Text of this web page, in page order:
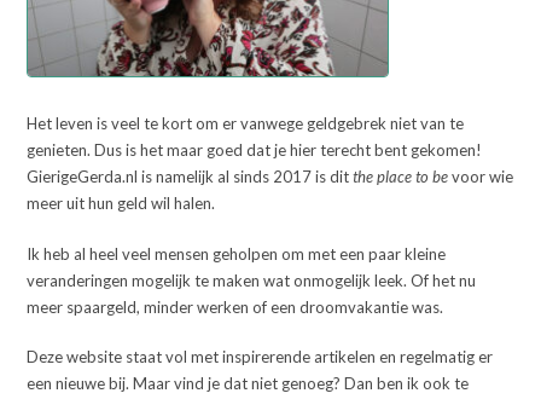
Het leven is veel te kort om er vanwege geldgebrek niet van te
genieten. Dus is het maar goed dat je hier terecht bent gekomen!
GierigeGerda.nl is namelijk al sinds 2017 is ditthe place to bevoor wie
meer uit hun geld wil halen.
Ik heb al heel veel mensen geholpen om met een paar kleine
veranderingen mogelijk te maken wat onmogelijk leek. Of het nu
meer spaargeld, minder werken of een droomvakantie was.
Deze website staat vol met inspirerende artikelen en regelmatig er
een nieuwe bij. Maar vind je dat niet genoeg? Dan ben ik ook te